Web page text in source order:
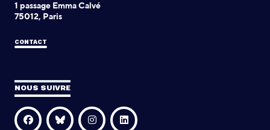
1 passage Emma Calvé
75012, Paris
CONTACT
NOUS SUIVRE